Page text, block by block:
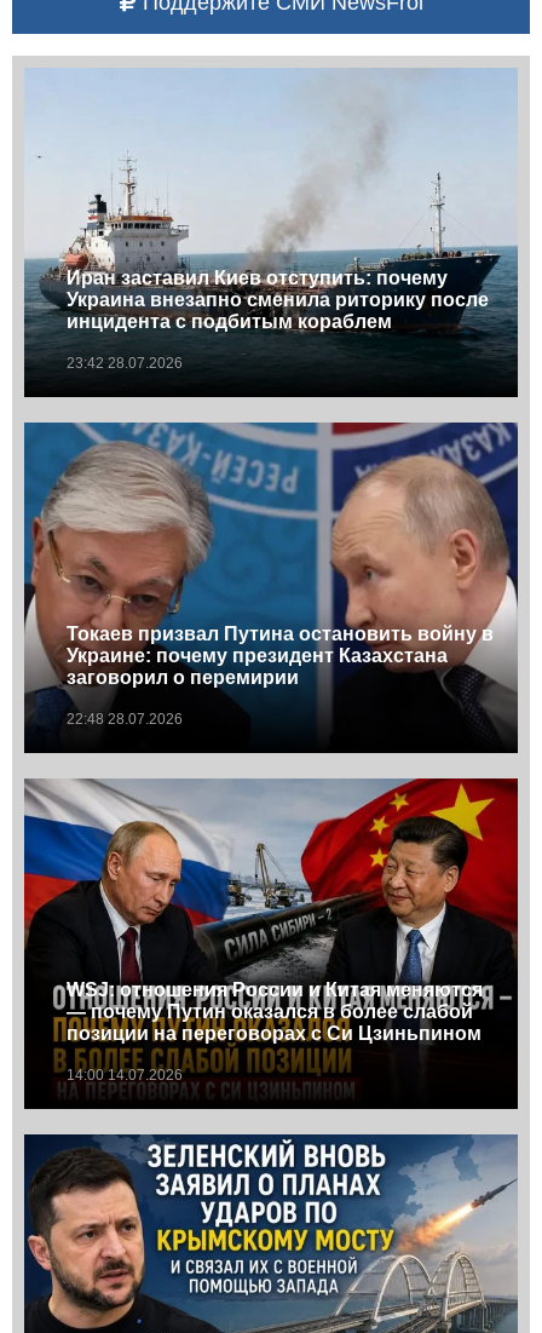
Иран заставил Киев отступить: почему
Украина внезапно сменила риторику после
инцидента с подбитым кораблем
23:42 28.07.2026
Токаев призвал Путина остановить войну в
Украине: почему президент Казахстана
заговорил о перемирии
22:48 28.07.2026
WSJ: отношения России и Китая меняются
— почему Путин оказался в более слабой
позиции на переговорах с Си Цзиньпином
14:00 14.07.2026